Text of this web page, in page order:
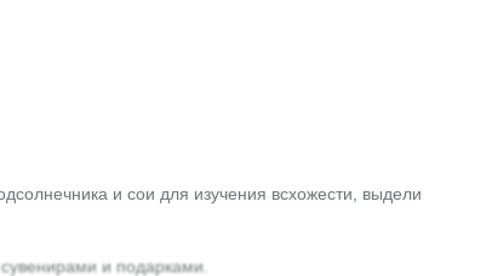
и сои для изучения всхожести, выдели
и подарками.